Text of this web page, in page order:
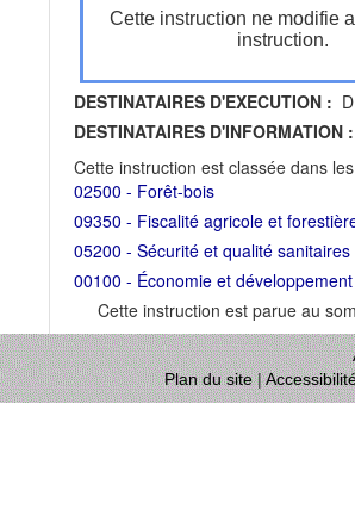
Cette instruction ne modifie
instruction.
DESTINATAIRES D'EXECUTION :
DESTINATAIRES D'INFORMATION :
Cette instruction est classée dans
02500 - Forêt-bois
09350 - Fiscalité agricole et
05200 - Sécurité et qualité
00100 - Économie et
Cette instruction est parue au
Plan du site|